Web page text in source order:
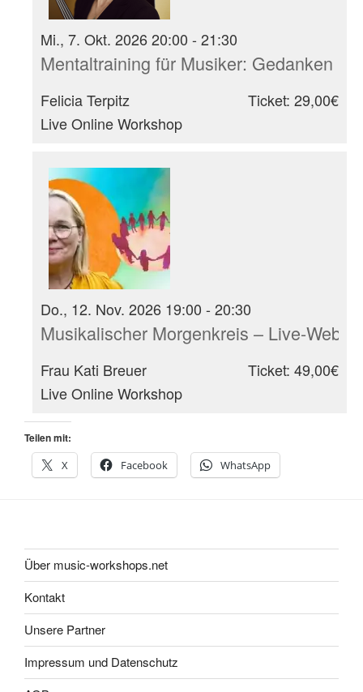
Mi., 7. Okt. 2026 20:00 - 21:30
Mentaltraining für Musiker: Gedanken
Felicia Terpitz
Live Online Workshop
Ticket: 29,00€
Do., 12. Nov. 2026 19:00 - 20:30
Musikalischer Morgenkreis – Live-
Frau Kati Breuer
Live Online Workshop
Ticket: 49,00€
Teilen mit:
X
Facebook WhatsApp
Über music-workshops.net
Kontakt
Unsere Partner
Impressum und Datenschutz